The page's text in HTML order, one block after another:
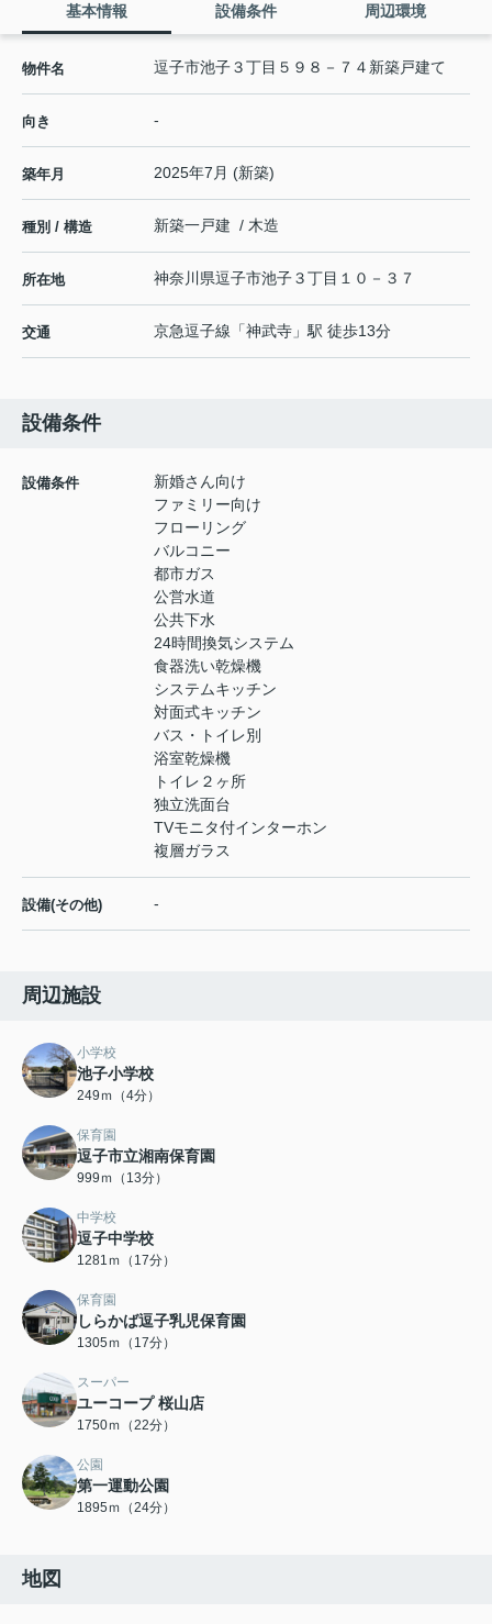
基本情報 設備条件 周辺環境
物件名 逗子市池子３丁目５９８－７４新築戸建て
向き -
築年月 2025年7月 (新築)
種別 / 構造 新築一戸建 / 木造
所在地 神奈川県逗子市池子３丁目１０－３７
交通 京急逗子線 「神武寺 」駅 徒歩13分
設備条件
設備条件
新婚さん向け
ファミリー向け
フローリング
バルコニー
都市ガス
公営水道
公共下水
24時間換気システム
食器洗い乾燥機
システムキッチン
対面式キッチン
バス・トイレ別
浴室乾燥機
トイレ２ヶ所
独立洗面台
TVモニタ付インターホン
複層ガラス
設備(その他) -
周辺施設
小学校
池子小学校
249ｍ（4分）
保育園
逗子市立湘南保育園
999ｍ（13分）
中学校
逗子中学校
1281ｍ（17分）
保育園
しらかば逗子乳児保育園
1305ｍ（17分）
スーパー
ユーコープ 桜山店
1750ｍ（22分）
公園
第一運動公園
1895ｍ（24分）
地図